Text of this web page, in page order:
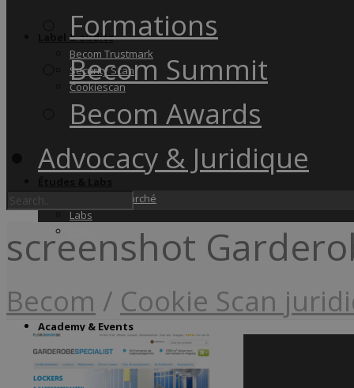
Label & audits
Becom Trustmark
Security Scan
Cookiescan
Études de marché
Labs
Academy & Events
Becom Summit
Formations
Becom Summit
Becom Awards
Advocacy & Juridique
screenshot
Becom / Cookie Scan